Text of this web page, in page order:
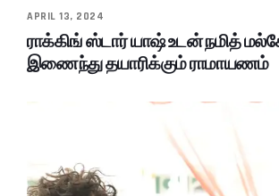
APRIL 13, 2024
ராக்கிங் ஸ்டார் யாஷ் உடன் நமித்
இணைந்து தயாரிக்கும் ராமாயணம்